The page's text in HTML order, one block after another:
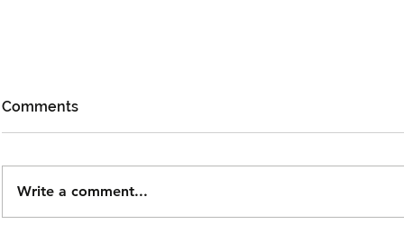
Comments
Write a comment...